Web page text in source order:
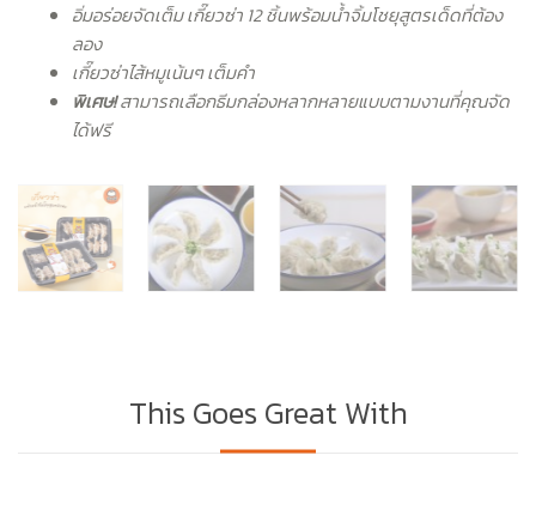
อิ่มอร่อยจัดเต็ม เกี๊ยวซ่า 12 ชิ้นพร้อมน้ำจิ้มโชยุสูตรเด็ดที่ต้อง
ลอง
เกี๊ยวซ่าไส้หมูเน้นๆ เต็มคำ
พิเศษ!สามารถเลือกธีมกล่องหลากหลายแบบตามงานที่คุณจัด
ได้ฟรี
This Goes Great With